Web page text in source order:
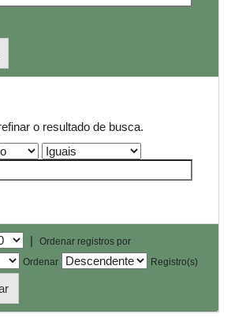
o resultado de busca.
|
Ordenar registros por
Ordenar
Registro(s)